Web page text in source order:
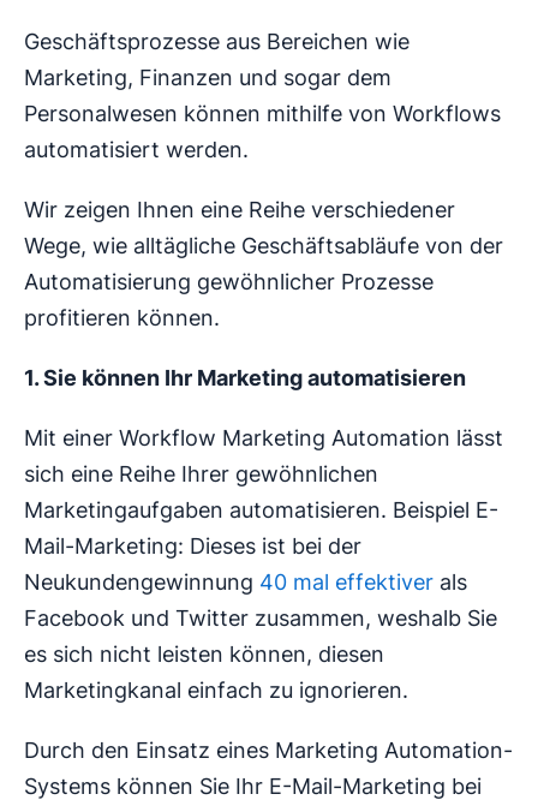
Geschäftsprozesse aus Bereichen wie
Marketing, Finanzen und sogar dem
Personalwesen können mithilfe von Workflows
automatisiert werden.
Wir zeigen Ihnen eine Reihe verschiedener
Wege, wie alltägliche Geschäftsabläufe von der
Automatisierung gewöhnlicher Prozesse
profitieren können.
1. Sie können Ihr Marketing automatisieren
Mit einer Workflow Marketing Automation lässt
sich eine Reihe Ihrer gewöhnlichen
Marketingaufgaben automatisieren. Beispiel E-
Mail-Marketing: Dieses ist bei der
Neukundengewinnung 40 mal effektiver als
Facebook und Twitter zusammen, weshalb Sie
es sich nicht leisten können, diesen
Marketingkanal einfach zu ignorieren.
Durch den Einsatz eines Marketing Automation-
Systems können Sie Ihr E-Mail-Marketing bei